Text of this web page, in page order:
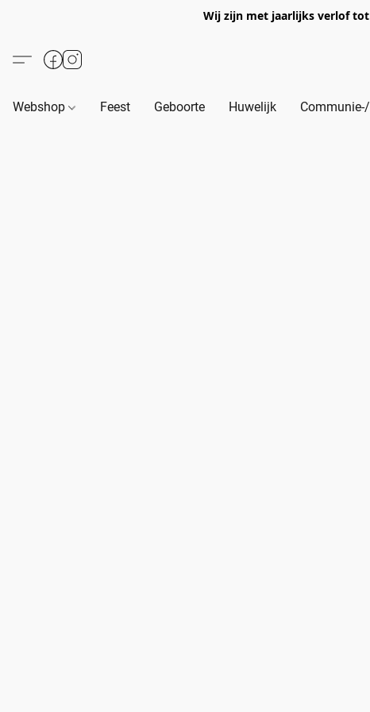
Wij zijn met jaarlijks verlof
Webshop Feest Geboorte Huwelijk